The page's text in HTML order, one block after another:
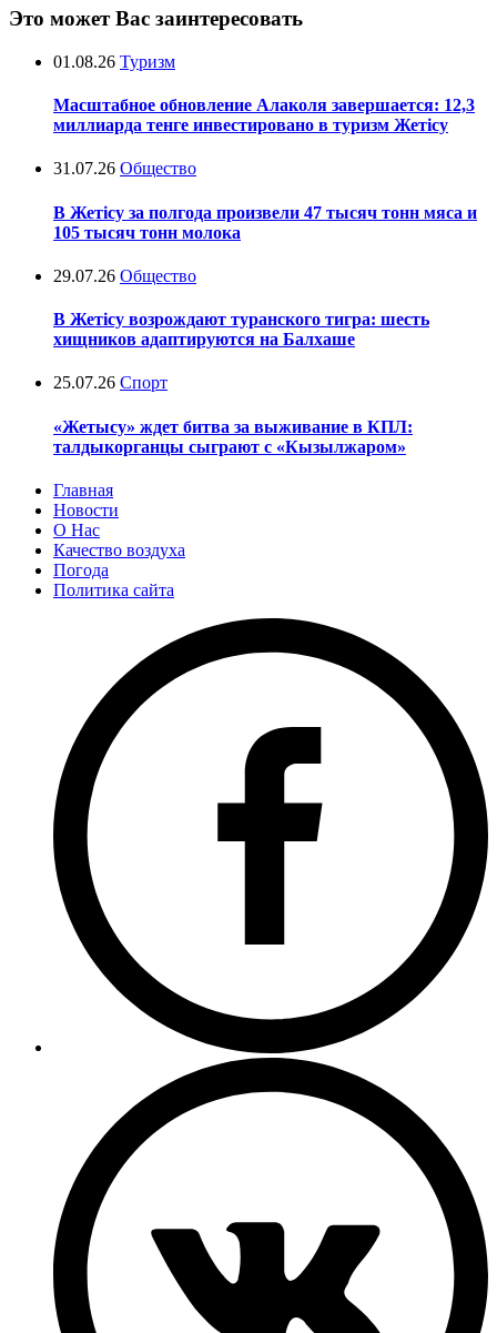
Это может Вас заинтересовать
01.08.26 Туризм
Масштабное обновление Алаколя завершается: 12,3
миллиарда тенге инвестировано в туризм Жетісу
31.07.26 Общество
В Жетісу за полгода произвели 47 тысяч тонн мяса и
105 тысяч тонн молока
29.07.26 Общество
В Жетісу возрождают туранского тигра: шесть
хищников адаптируются на Балхаше
25.07.26 Спорт
«Жетысу» ждет битва за выживание в КПЛ:
талдыкорганцы сыграют с «Кызылжаром»
Главная
Новости
О Нас
Качество воздуха
Погода
Политика сайта